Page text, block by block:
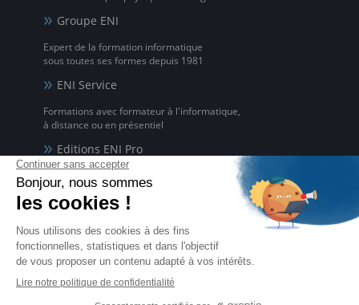
Groupe ENI
Expert de la formation informatique
sous toutes ses formes depuis 1981
ENI Service
Formations avec formateur à l'informatique,
à distance ou en présentiel
Editions ENI Pro
pour les organismes de formation
ENI elearning
La solution de formation à l'informatique en ligne,
disponible en 5 langues
Certifications ENI